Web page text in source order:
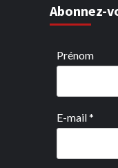
Abonnez-
Prénom
E-mail*